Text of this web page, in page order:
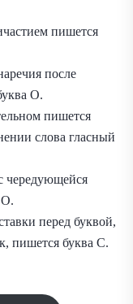
пишется
после
О.
пишется
слова гласный
О.
перед буквой,
пишется буква С.